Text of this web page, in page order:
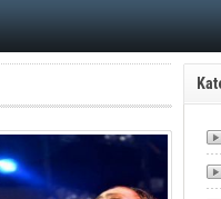
Yönetim Ve Üyeler Yeni
Şenlikle Yaşatıldı